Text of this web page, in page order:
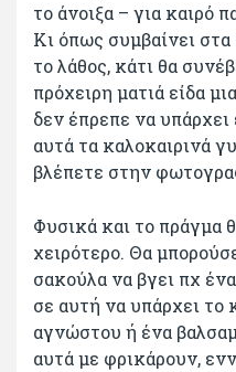
το άνοιξα – για καιρό
Κι όπως συμβαίνει
το λάθος, κάτι θα
πρόχειρη ματιά είδα
δεν έπρεπε να
αυτά τα καλοκαιρινά
βλέπετε στην
Φυσικά και το πράγμα
χειρότερο. Θα
σακούλα να βγει πχ
σε αυτή να υπάρχει το
αγνώστου ή ένα
αυτά με φρικάρουν,